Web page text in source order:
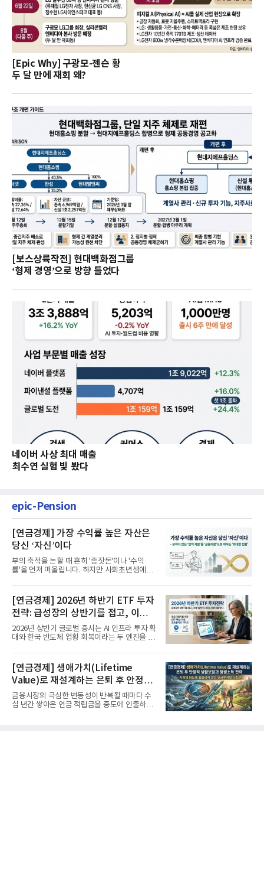
[Epic Why] 구광모-젠슨 황
두 달 만에 재회 왜?
[보스상륙작전] 현대백화점그룹
‘형제 경영’으로 방향 틀었다
네이버 사상 최대 매출
최수연 실험 빛 봤다
epic-Pension
[연금경제] 가장 수익률 높은 자산은
당신 ‘자신’이다
부의 축적을 논할 때 흔히 '종잣돈'이나 '수익
률'을 먼저 떠올립니다. 하지만 사회초년생에게
[연금경제] 2026년 하반기 ETF 투자
전략: 급성장의 상반기를 접고, 이제
'실적'이 가르는 하반기를 맞다
2026년 상반기 글로벌 증시는 AI 인프라 투자 확
대와 한국 반도체 업황 회복이라는 두 엔진을 달
[연금경제] 생애가치(Lifetime
Value)로 재설계하는 은퇴 후 안정적
생활보장과 평생소득 전략
금융시장의 극심한 변동성이 반복될 때마다 수
십 년간 쌓아온 연금 적립금을 중도에 인출하거